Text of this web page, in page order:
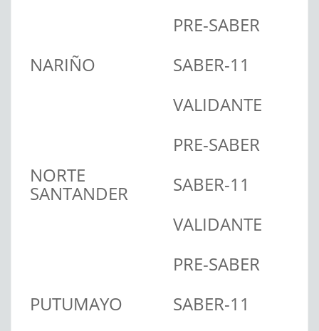
NARIÑO
PRE-SABER
SABER-11
VALIDANTE
NORTE
SANTANDER
PRE-SABER
SABER-11
VALIDANTE
PUTUMAYO
PRE-SABER
SABER-11